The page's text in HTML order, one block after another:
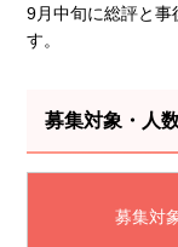
9月中旬に総評と事
す。
募集対象・人
募集対